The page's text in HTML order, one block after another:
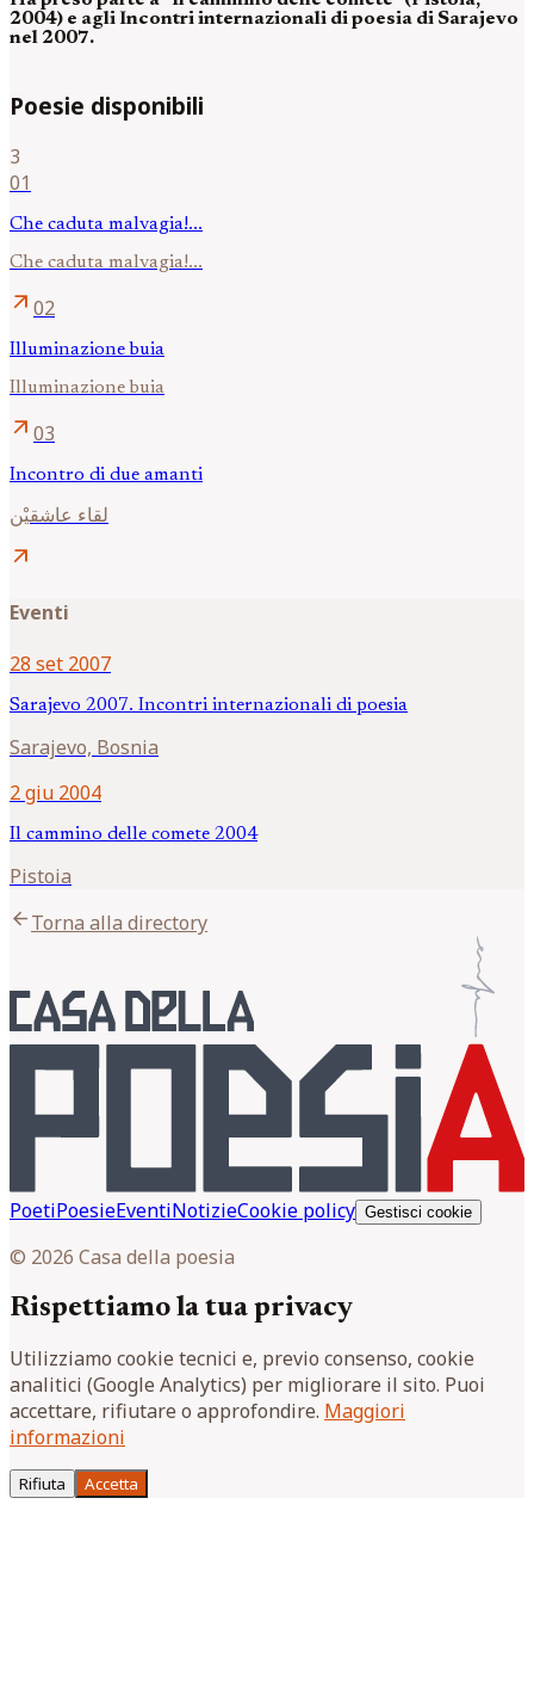
2004) e agli Incontri internazionali di poesia di Sarajevo
nel 2007.
Poesie disponibili
3
01
Che caduta malvagia!...
Che caduta malvagia!...
arrow_outward 02
Illuminazione buia
Illuminazione buia
arrow_outward 03
Incontro di due amanti
لقاء عاشقيْن
arrow_outward
Eventi
28 set 2007
Sarajevo 2007. Incontri internazionali di poesia
Sarajevo, Bosnia
2 giu 2004
Il cammino delle comete 2004
Pistoia
arrow_backTorna alla directory
PoetiPoesieEventiNotizieCookie policy Gestisci cookie
© 2026 Casa della poesia
Rispettiamo la tua privacy
Utilizziamo cookie tecnici e, previo consenso, cookie
analitici (Google Analytics) per migliorare il sito. Puoi
accettare, rifiutare o approfondire. Maggiori
informazioni
Rifiuta Accetta